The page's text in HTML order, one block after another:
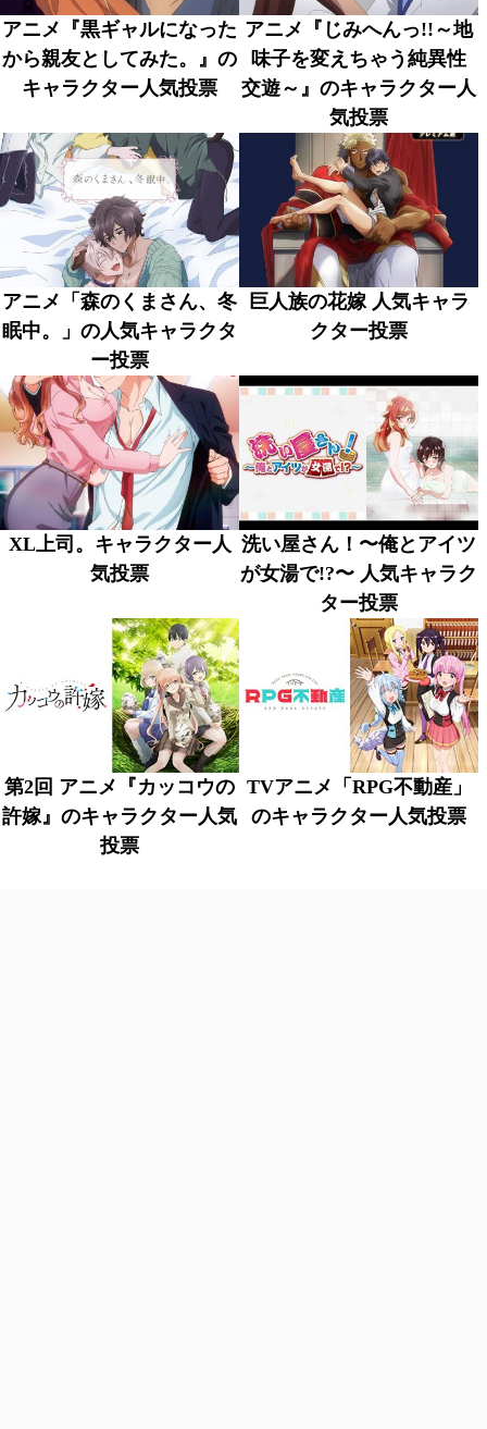
アニメ『黒ギャルになった
から親友としてみた。』の
キャラクター人気投票
アニメ『じみへんっ!!～地
味子を変えちゃう純異性
交遊～』のキャラクター人
気投票
アニメ「森のくまさん、冬
眠中。」の人気キャラクタ
ー投票
巨人族の花嫁 人気キャラ
クター投票
XL上司。キャラクター人
気投票
洗い屋さん！〜俺とアイツ
が女湯で!?〜 人気キャラク
ター投票
第2回 アニメ『カッコウの
許嫁』のキャラクター人気
投票
TVアニメ「RPG不動産」
のキャラクター人気投票